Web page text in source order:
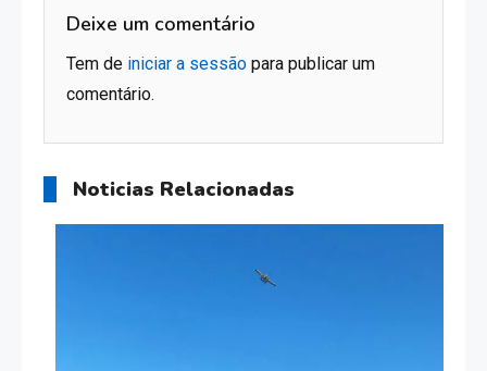
Deixe um comentário
Tem de iniciar a sessão para publicar um
comentário.
Noticias Relacionadas